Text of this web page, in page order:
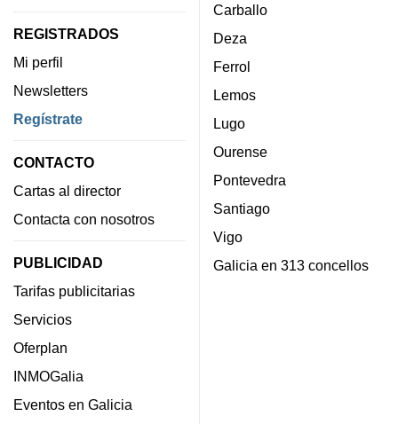
REGISTRADOS
Mi perfil
Newsletters
Regístrate
CONTACTO
Cartas al director
Contacta con nosotros
PUBLICIDAD
Tarifas publicitarias
Servicios
Oferplan
INMOGalia
Eventos en Galicia
Carballo
Deza
Ferrol
Lemos
Lugo
Ourense
Pontevedra
Santiago
Vigo
Galicia en 313 concellos